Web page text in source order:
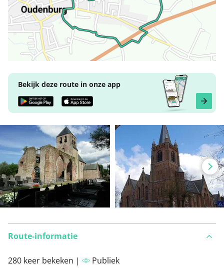
Bekijk deze route in onze app
Route-informatie
280 keer bekeken | Publiek